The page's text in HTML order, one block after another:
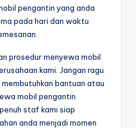
pengantin yang anda
pada hari dan waktu
prosedur menyewa mobil
kami. Jangan ragu
bantuan atau
mobil pengantin
staf kami siap
anda menjadi momen